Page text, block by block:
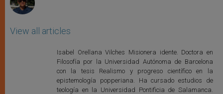
View all articles
Isabel Orellana Vilches Misionera idente. Doctora en
Filosofía por la Universidad Autónoma de Barcelona
con la tesis Realismo y progreso científico en la
epistemología popperiana. Ha cursado estudios de
teología en la Universidad Pontificia de Salamanca.